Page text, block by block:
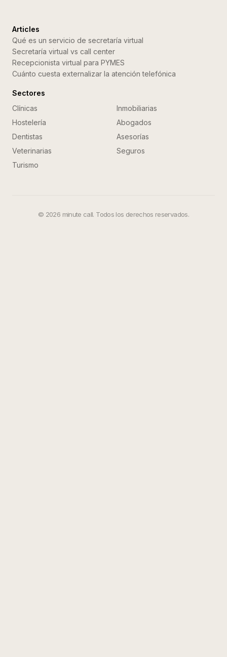
Articles
Qué es un servicio de secretaría virtual
Secretaría virtual vs call center
Recepcionista virtual para PYMES
Cuánto cuesta externalizar la atención telefónica
Sectores
Clínicas
Inmobiliarias
Hostelería
Abogados
Dentistas
Asesorías
Veterinarias
Seguros
Turismo
© 2026 minute call. Todos los derechos reservados.